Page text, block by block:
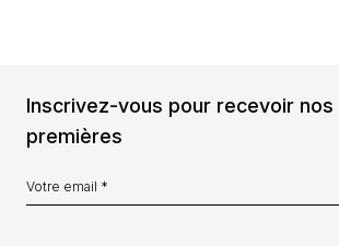
Inscrivez-vous pour recevoir nos
premières